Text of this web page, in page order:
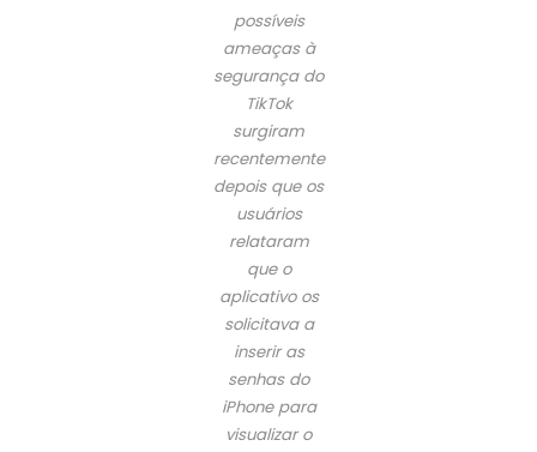
possíveis
ameaças à
segurança do
TikTok
surgiram
recentemente
depois que os
usuários
relataram
que o
aplicativo os
solicitava a
inserir as
senhas do
iPhone para
visualizar o